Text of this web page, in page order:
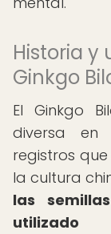
Historia y
Ginkgo
El Ginkgo
diversa en
registros
la cultura
las
utilizado